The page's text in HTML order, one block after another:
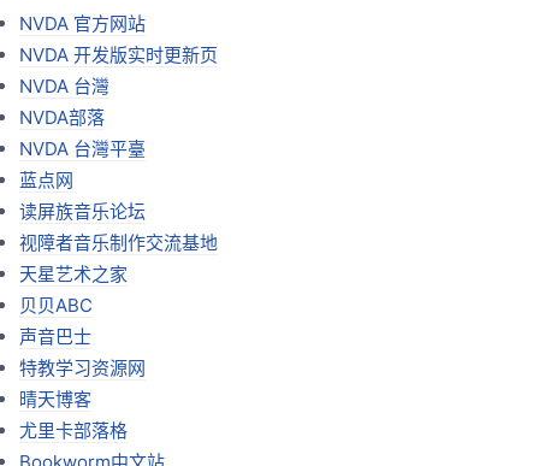
NVDA 官方网站
NVDA 开发版实时更新页
NVDA 台灣
NVDA部落
NVDA 台灣平臺
蓝点网
读屏族音乐论坛
视障者音乐制作交流基地
天星艺术之家
贝贝ABC
声音巴士
特教学习资源网
晴天博客
尤里卡部落格